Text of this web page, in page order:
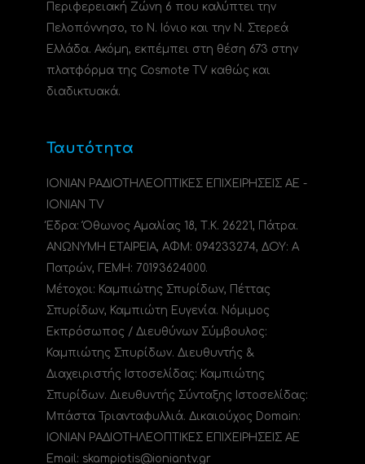
Περιφερειακή Ζώνη 6 που καλύπτει την
Πελοπόννησο, το N. Ιόνιο και την Ν. Στερεά
Ελλάδα. Ακόμη, εκπέμπει στη θέση 673 στην
πλατφόρμα της Cosmote TV καθώς και
διαδικτυακά.
Ταυτότητα
ΙΟΝΙΑΝ ΡΑΔΙΟΤΗΛΕΟΠΤΙΚΕΣ ΕΠΙΧΕΙΡΗΣΕΙΣ ΑΕ -
IONIAN TV
Έδρα: Όθωνος Αμαλίας 18, Τ.Κ. 26221, Πάτρα.
ΑΝΩΝΥΜΗ ΕΤΑΙΡΕΙΑ, ΑΦΜ: 094233274, ΔΟΥ: A
Πατρών, ΓΕΜΗ: 70193624000.
Μέτοχοι: Καμπιώτης Σπυρίδων, Πέττας
Σπυρίδων, Καμπιώτη Ευγενία. Νόμιμος
Εκπρόσωπος / Διευθύνων Σύμβουλος:
Καμπιώτης Σπυρίδων. Διευθυντής &
Διαχειριστής Ιστοσελίδας: Καμπιώτης
Σπυρίδων. Διευθυντής Σύνταξης Ιστοσελίδας:
Μπάστα Τριανταφυλλιά. Δικαιούχος Domain:
ΙΟΝΙΑΝ ΡΑΔΙΟΤΗΛΕΟΠΤΙΚΕΣ ΕΠΙΧΕΙΡΗΣΕΙΣ ΑΕ
Email: skampiotis@ioniantv.gr